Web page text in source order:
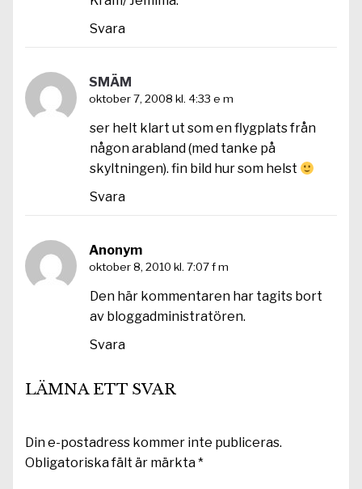
Svara
SMÄM
oktober 7, 2008 kl. 4:33 e m
ser helt klart ut som en flygplats från
någon arabland (med tanke på
skyltningen). fin bild hur som helst
Svara
Anonym
oktober 8, 2010 kl. 7:07 f m
Den här kommentaren har tagits bort
av bloggadministratören.
Svara
LÄMNA ETT SVAR
Din e-postadress kommer inte publiceras.
Obligatoriska fält är märkta*